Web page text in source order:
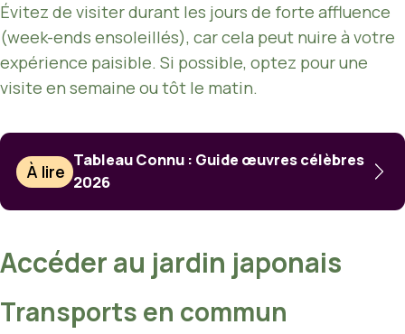
Évitez de visiter durant les jours de forte affluence
(week-ends ensoleillés), car cela peut nuire à votre
expérience paisible. Si possible, optez pour une
visite en semaine ou tôt le matin.
À lire
Tableau Connu : Guide œuvres célèbres
2026
Accéder au jardin japonais
Transports en commun